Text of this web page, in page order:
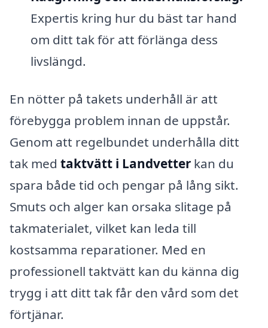
Expertis kring hur du bäst tar hand
om ditt tak för att förlänga dess
livslängd.
En nötter på takets underhåll är att
förebygga problem innan de uppstår.
Genom att regelbundet underhålla ditt
tak med taktvätt i Landvetter kan du
spara både tid och pengar på lång sikt.
Smuts och alger kan orsaka slitage på
takmaterialet, vilket kan leda till
kostsamma reparationer. Med en
professionell taktvätt kan du känna dig
trygg i att ditt tak får den vård som det
förtjänar.